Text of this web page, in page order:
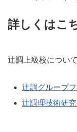
詳しくはこ
辻調上級校につい
辻調グループ
辻調理技術研